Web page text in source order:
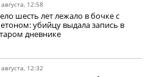
12:58
шесть лет лежало в бочке с
убийцу выдала запись в
дневнике
12:32